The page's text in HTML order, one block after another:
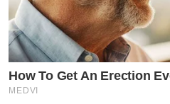
How To Get An Erection
MEDVI